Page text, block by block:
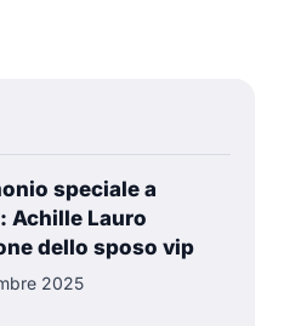
speciale a
Achille Lauro
dello sposo vip
2025